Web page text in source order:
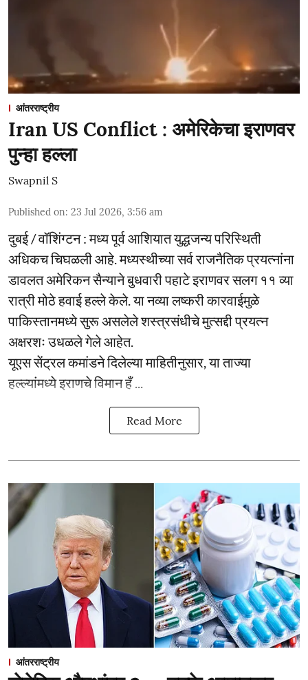
आंतरराष्ट्रीय
Iran US Conflict : अमेरिकेचा इराणवर
पुन्हा हल्ला
Swapnil S
Published on: 23 Jul 2026, 3:56 am
दुबई / वॉशिंग्टन : मध्य पूर्व आशियात युद्धजन्य परिस्थिती
अधिकच चिघळली आहे. मध्यस्थीच्या सर्व राजनैतिक प्रयत्नांना
डावलत अमेरिकन सैन्याने बुधवारी पहाटे इराणवर सलग ११ व्या
रात्री मोठे हवाई हल्ले केले. या नव्या लष्करी कारवाईमुळे
पाकिस्तानमध्ये सुरू असलेले शस्त्रसंधीचे मुत्सद्दी प्रयत्न
अक्षरशः उधळले गेले आहेत.
यूएस सेंट्रल कमांडने दिलेल्या माहितीनुसार, या ताज्या
हल्ल्यांमध्ये इराणचे विमान हँ ...
Read More
आंतरराष्ट्रीय